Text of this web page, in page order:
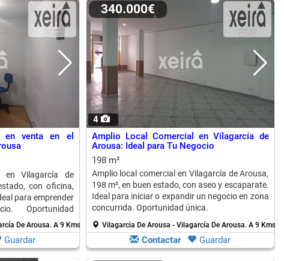
en venta en el
en Vilagarcía de
con oficina,
para emprender
Oportunidad
De Arousa. A 9 Kms. de Isla De Arosa
Guardar
4
340.000€
Amplio Local Comercial en Vilagarcía de
Arousa: Ideal para Tu Negocio
198 m²
Amplio local comercial en Vilagarcía de Arousa,
198 m², en buen estado, con aseo y escaparate.
Ideal para iniciar o expandir un negocio en zona
concurrida. Oportunidad única.
Vilagarcia De Arousa - Vilagarcía De Arousa. A 9 Kms.
Contactar Guardar